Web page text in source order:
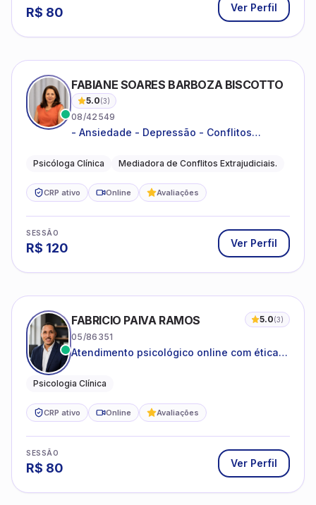
R$ 80 Ver Perfil
FABIANE SOARES BARBOZA BISCOTTO
5.0(3)
08/42549
- Ansiedade - Depressão - Conflitos
relacionamentos - Autoestima -
Psicóloga Clínica Mediadora de Conflitos Extrajudiciais.
CRP ativo Online Avaliações
SESSÃO
R$ 120 Ver Perfil
FABRICIO PAIVA RAMOS 5.0(3)
05/86351
Atendimento psicológico online com ética,
Psicologia Clínica
CRP ativo Online Avaliações
SESSÃO
R$ 80 Ver Perfil